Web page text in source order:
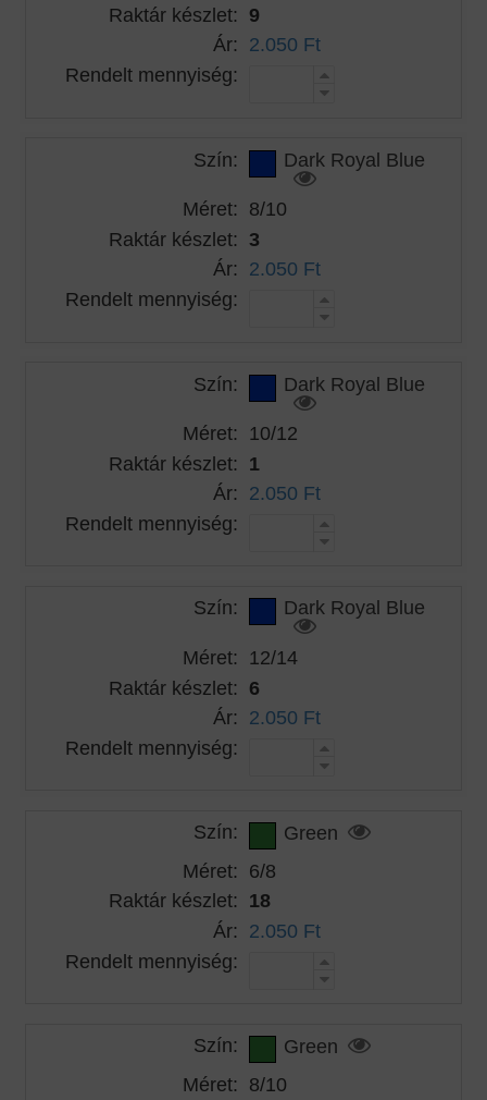
Raktár készlet: 9
Ár: 2.050 Ft
Rendelt mennyiség:
Szín:
Dark Royal Blue
Méret: 8/10
Raktár készlet: 3
Ár: 2.050 Ft
Rendelt mennyiség:
Szín:
Dark Royal Blue
Méret: 10/12
Raktár készlet: 1
Ár: 2.050 Ft
Rendelt mennyiség:
Szín:
Dark Royal Blue
Méret: 12/14
Raktár készlet: 6
Ár: 2.050 Ft
Rendelt mennyiség:
Szín:
Green
Méret: 6/8
Raktár készlet: 18
Ár: 2.050 Ft
Rendelt mennyiség:
Szín:
Green
Méret: 8/10